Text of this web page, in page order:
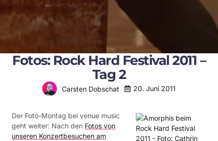
Fotos: Rock Hard Festival 2011 –
Tag 2
Carsten Dobschat 20. Juni 2011
Der Foto-Montag bei venue music
geht weiter: Nach den Fotos von
unseren Konzertbesuchen am